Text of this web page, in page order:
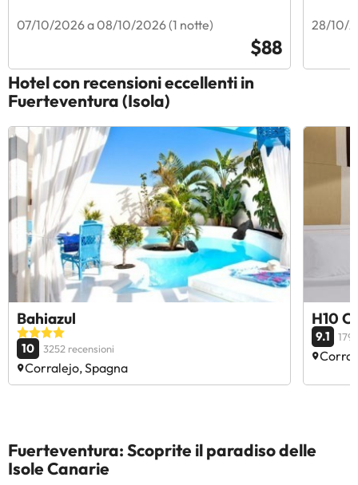
07/10/2026 a 08/10/2026 (1 notte)
$88
28/10/
Hotel con recensioni eccellenti in
Fuerteventura (Isola)
Bahiazul
10 3252 recensioni
Corralejo, Spagna
H10
9.1
Fuerteventura: Scoprite il paradiso delle
Isole Canarie